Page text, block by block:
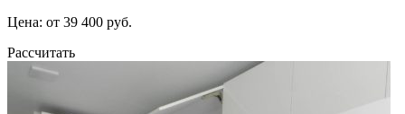
Цена: от 39 400 руб.
Рассчитать